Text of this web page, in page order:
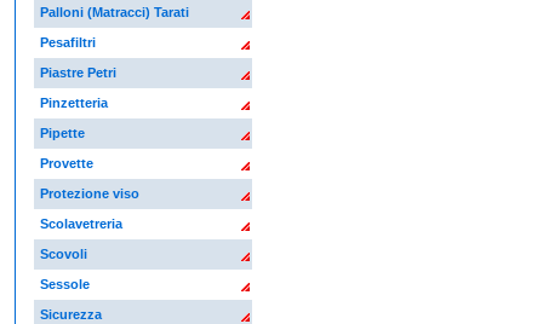
Palloni (Matracci) Tarati
Pesafiltri
Piastre Petri
Pinzetteria
Pipette
Provette
Protezione viso
Scolavetreria
Scovoli
Sessole
Sicurezza